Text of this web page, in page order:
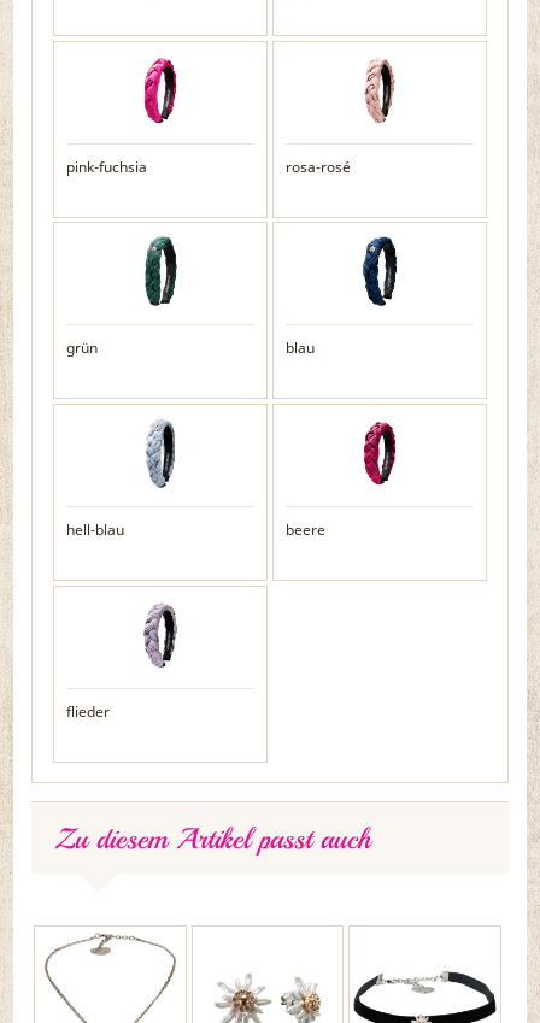
pink-fuchsia rosa-rosé
grün blau
hell-blau beere
flieder
Zu diesem Artikel passt auch